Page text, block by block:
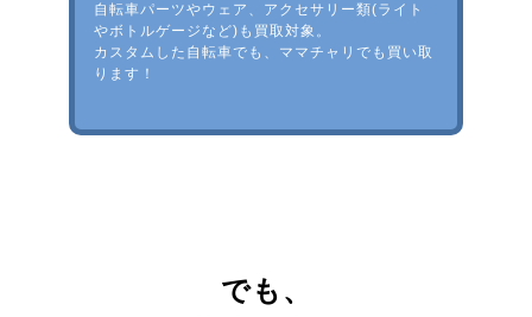
自転車パーツやウェア、アクセサリー類(ライト
やボトルゲージなど)も買取対象。
カスタムした自転車でも、ママチャリでも買い取
ります！
でも、